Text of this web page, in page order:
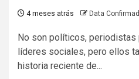
4 meses atrás Data
No son políticos,
líderes sociales, pero ellos
historia reciente de...